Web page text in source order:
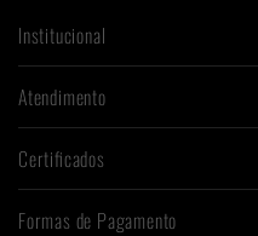
Institucional
Atendimento
Certificados
Formas de Pagamento